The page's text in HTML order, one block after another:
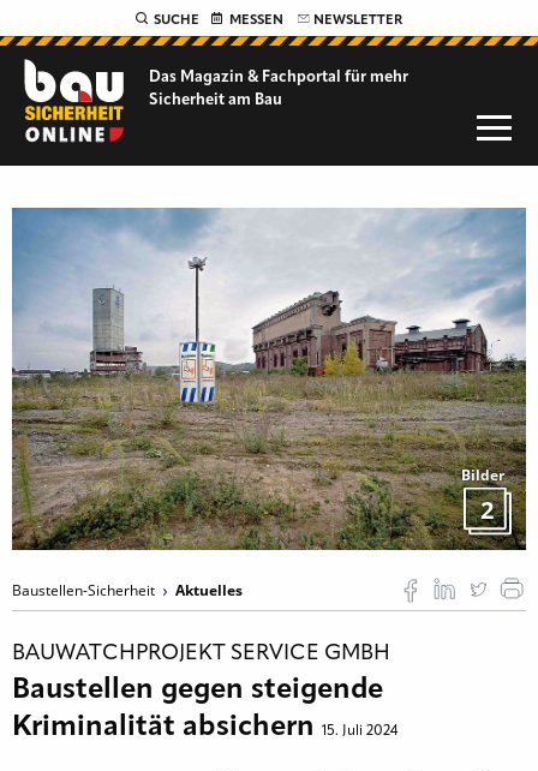
SUCHE MESSEN NEWSLETTER
Das Magazin & Fachportal für mehr
Sicherheit am Bau
Bilder
2
Baustellen-Sicherheit Aktuelles
BAUWATCHPROJEKT SERVICE GMBH
Baustellen gegen steigende
Kriminalität absichern
15. Juli 2024